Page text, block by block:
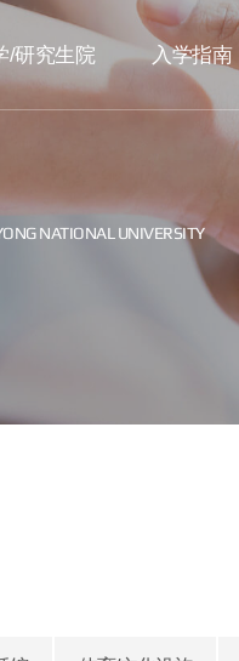
/研究生院 入学指南